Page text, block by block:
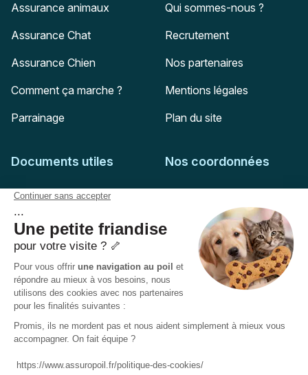
Assurance animaux
Assurance Chat
Assurance Chien
Comment ça marche ?
Parrainage
Qui sommes-nous ?
Recrutement
Nos partenaires
Mentions légales
Plan du site
Documents utiles
Feuille de soins
Conditions générales
Politique de confidentialité
Politique des Cookies
Accessibilité :
Partiellement conforme
Nos coordonnées
51-55 rue Hoche
94767
Ivry-sur-Seine
Pas encore client ?
Mail :
adhesion@assuropoil.com
Tel :
01 77 94 89 02